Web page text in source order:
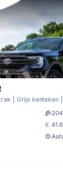
| Grijs kenteken